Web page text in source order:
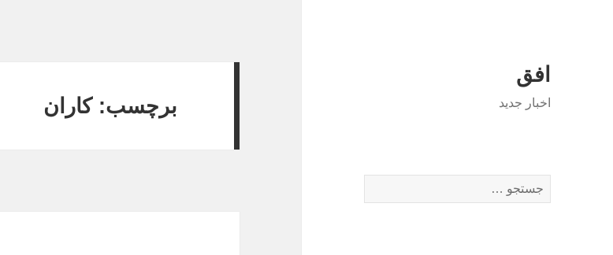
افق
اخبار جدید
برای:
برچسب:کاران